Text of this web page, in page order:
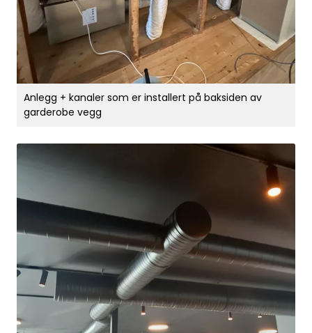
Anlegg + kanaler som er installert på baksiden av
garderobe vegg